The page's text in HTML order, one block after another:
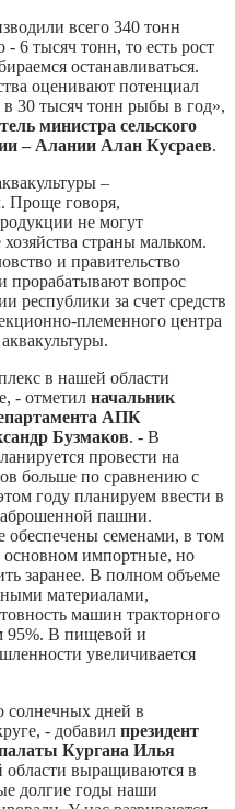
всего 340 тонн
6 тысяч тонн, то есть рост
останавливаться.
оценивают потенциал
30 тысяч тонн рыбы в год»,
министра сельского
– Алании Алан Кусраев.
–
Проще говоря,
не могут
страны мальком.
и правительство
прорабатывают вопрос
республики за счет средств
племенного центра
в нашей области
- отметил начальник
АПК
Бузмаков. - В
провести на
больше по сравнению с
году планируем ввести в
пашни.
обеспечены семенами, в том
основном импортные, но
заранее. В полном объеме
материалами,
машин тракторного
95%. В пищевой и
увеличивается
солнечных дней в
- добавил президент
Кургана Илья
области выращиваются в
долгие годы наши